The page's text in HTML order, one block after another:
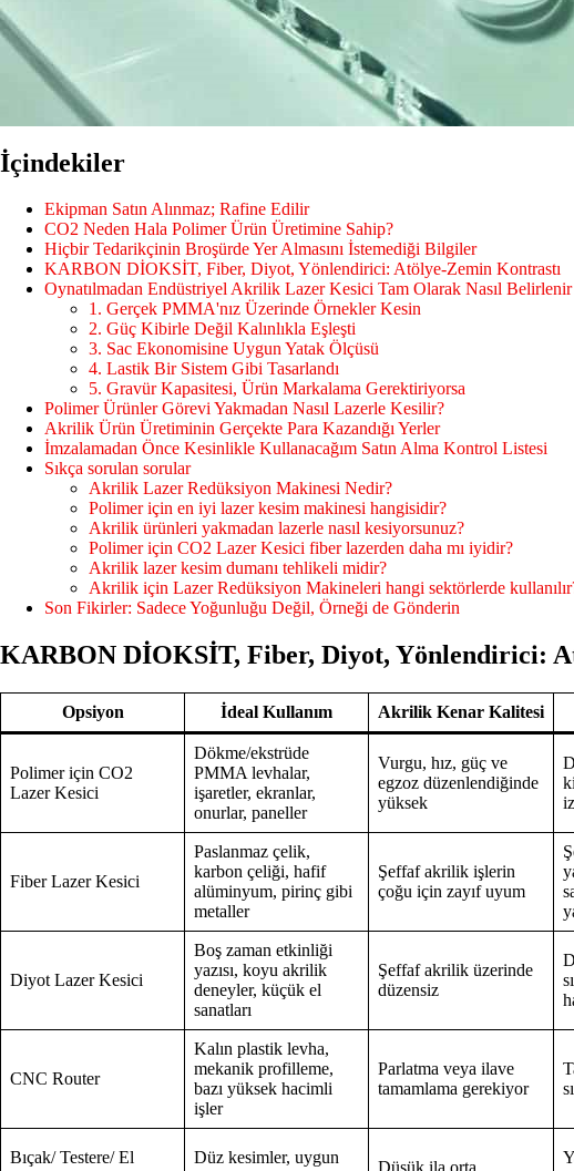
İçindekiler
Ekipman Satın Alınmaz; Rafine Edilir
CO2 Neden Hala Polimer Ürün Üretimine Sahip?
Hiçbir Tedarikçinin Broşürde Yer Almasını İstemediği Bilgiler
KARBON DİOKSİT, Fiber, Diyot, Yönlendirici: Atölye-Zemin Kontrastı
Oynatılmadan Endüstriyel Akrilik Lazer Kesici Tam Olarak Nasıl Belirlenir
1. Gerçek PMMA'nız Üzerinde Örnekler Kesin
2. Güç Kibirle Değil Kalınlıkla Eşleşti
3. Sac Ekonomisine Uygun Yatak Ölçüsü
4. Lastik Bir Sistem Gibi Tasarlandı
5. Gravür Kapasitesi, Ürün Markalama Gerektiriyorsa
Polimer Ürünler Görevi Yakmadan Nasıl Lazerle Kesilir?
Akrilik Ürün Üretiminin Gerçekte Para Kazandığı Yerler
İmzalamadan Önce Kesinlikle Kullanacağım Satın Alma Kontrol Listesi
Sıkça sorulan sorular
Akrilik Lazer Redüksiyon Makinesi Nedir?
Polimer için en iyi lazer kesim makinesi hangisidir?
Akrilik ürünleri yakmadan lazerle nasıl kesiyorsunuz?
Polimer için CO2 Lazer Kesici fiber lazerden daha mı iyidir?
Akrilik lazer kesim dumanı tehlikeli midir?
Akrilik için Lazer Redüksiyon Makineleri hangi sektörlerde
Son Fikirler: Sadece Yoğunluğu Değil, Örneği de Gönderin
KARBON DİOKSİT, Fiber, Diyot, Yönlendirici:
Opsiyon İdeal Kullanım Akrilik Kenar Kalitesi
Polimer için CO2
Lazer Kesici
Dökme/ekstrüde
PMMA levhalar,
işaretler, ekranlar,
onurlar, paneller
Vurgu, hız, güç ve
egzoz düzenlendiğinde
yüksek
Fiber Lazer Kesici
Paslanmaz çelik,
karbon çeliği, hafif
alüminyum, pirinç gibi
metaller
Şeffaf akrilik işlerin
çoğu için zayıf uyum
Diyot Lazer Kesici
Boş zaman etkinliği
yazısı, koyu akrilik
deneyler, küçük el
sanatları
Şeffaf akrilik üzerinde
düzensiz
CNC Router
Kalın plastik levha,
mekanik profilleme,
bazı yüksek hacimli
işler
Parlatma veya ilave
tamamlama gerekiyor
Bıçak/ Testere/ El
Düz kesimler, uygun